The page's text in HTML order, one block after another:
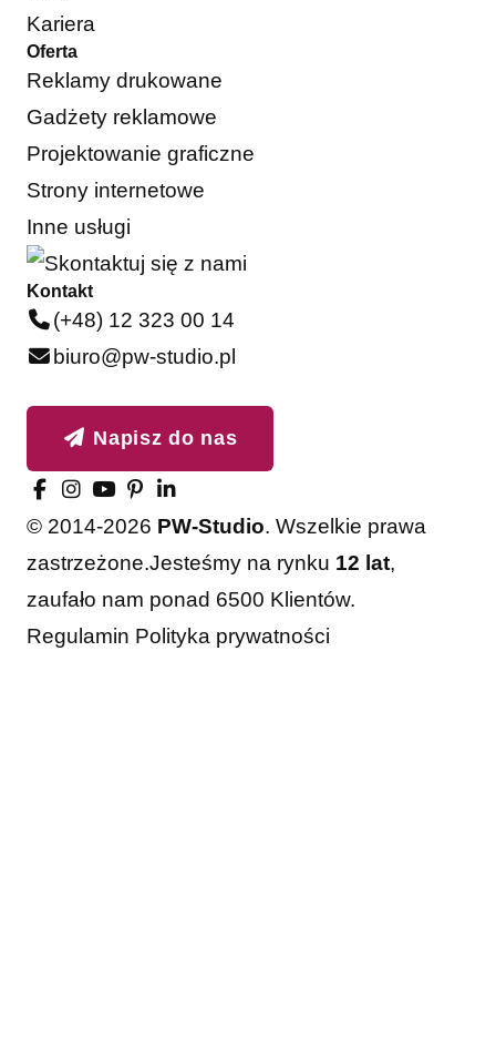
Kariera
Oferta
Reklamy drukowane
Gadżety reklamowe
Projektowanie graficzne
Strony internetowe
Inne usługi
Kontakt
(+48) 12 323 00 14
biuro@pw-studio.pl
Napisz do nas
© 2014-2026 PW-Studio. Wszelkie prawa
zastrzeżone.Jesteśmy na rynku 12 lat,
zaufało nam ponad 6500 Klientów.
Regulamin Polityka prywatności